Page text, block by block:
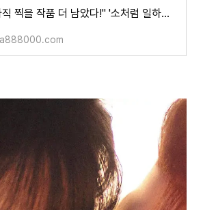
"아직 찍을 작품 더 남았다!" '소처럼 일하는' 배우 "장릉혁", 꽉 찬 스케줄에 팬들 기대감 폭발!!